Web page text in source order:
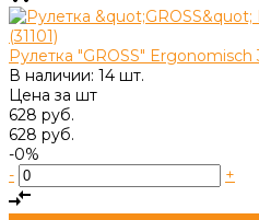
Рулетка "GROSS" Ergonomisch
В наличии: 14 шт.
Цена за шт
628 руб.
628 руб.
-0%
-
+